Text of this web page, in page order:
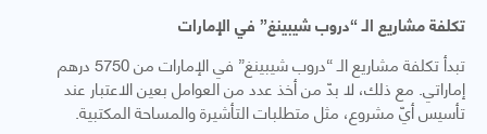
تكلفة مشاريع الـ “دروب شيبينغ” في الإمارات
تبدأ تكلفة مشاريع الـ “دروب شيبينغ” في الإمارات من 5750 درهم
إماراتي. مع ذلك، لا بدّ من أخذ عدد من العوامل بعين الاعتبار عند
تأسيس أيّ مشروع، مثل متطلبات التأشيرة والمساحة المكتبية.